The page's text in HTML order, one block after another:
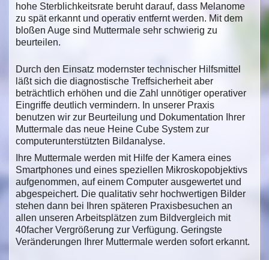
hohe Sterblichkeitsrate beruht darauf, dass Melanome
zu spät erkannt und operativ entfernt werden. Mit dem
bloßen Auge sind Muttermale sehr schwierig zu
beurteilen.
Durch den Einsatz modernster technischer Hilfsmittel
läßt sich die diagnostische Treffsicherheit aber
beträchtlich erhöhen und die Zahl unnötiger operativer
Eingriffe deutlich vermindern. In unserer Praxis
benutzen wir zur Beurteilung und Dokumentation Ihrer
Muttermale das neue Heine Cube System zur
computerunterstützten Bildanalyse.
Ihre Muttermale werden mit Hilfe der Kamera eines
Smartphones und eines speziellen Mikroskopobjektivs
aufgenommen, auf einem Computer ausgewertet und
abgespeichert. Die qualitativ sehr hochwertigen Bilder
stehen dann bei Ihren späteren Praxisbesuchen an
allen unseren Arbeitsplätzen zum Bildvergleich mit
40facher Vergrößerung zur Verfügung. Geringste
Veränderungen Ihrer Muttermale werden sofort erkannt.